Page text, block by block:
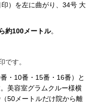
） を左に曲がり、34号 大
約100メートル。
です。
・10番・15番・16番）と
美容室グラムクルー様横
（50メートルだけ院から離